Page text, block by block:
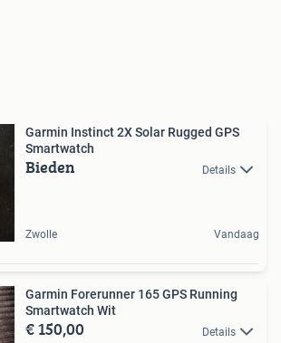
Garmin Instinct 2X Solar Rugged GPS
Smartwatch
Bieden Details
Zwolle Vandaag
Garmin Forerunner 165 GPS Running
Smartwatch Wit
€ 150,00 Details